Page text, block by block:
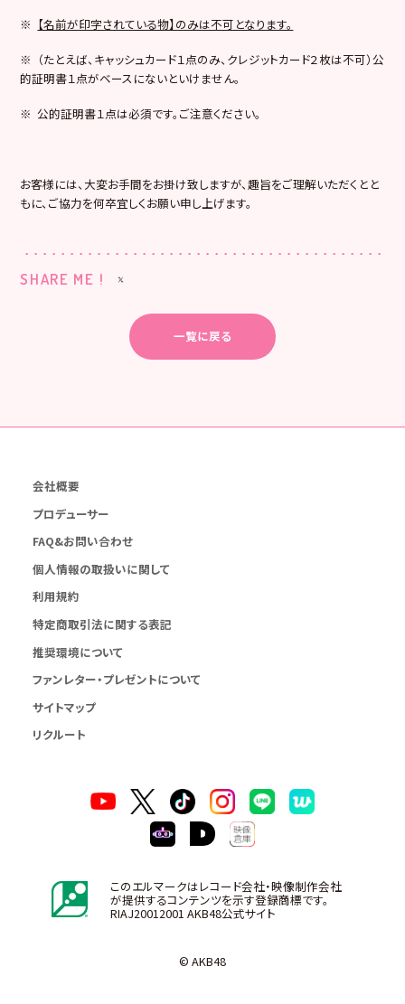
※ 【名前が印字されている物】のみは不可となります。
※ （たとえば、キャッシュカード１点のみ、クレジットカード２枚は不可）公
的証明書１点がベースにないといけません。
※ 公的証明書１点は必須です。ご注意ください。
お客様には、大変お手間をお掛け致しますが、趣旨をご理解いただくとと
もに、ご協力を何卒宜しくお願い申し上げます。
SHARE ME !
一覧に戻る
会社概要
プロデューサー
FAQ&お問い合わせ
個人情報の取扱いに関して
利用規約
特定商取引法に関する表記
推奨環境について
ファンレター・プレゼントについて
サイトマップ
リクルート
このエルマークはレコード会社・映像制作会社
が提供するコンテンツを示す登録商標です。
RIAJ20012001 AKB48公式サイト
© AKB48